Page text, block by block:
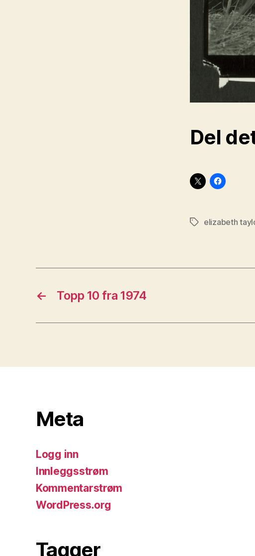
Del
Stikkordelizabeth
← Topp 10 fra 1974
Meta
Logg inn
Innleggsstrøm
Kommentarstrøm
WordPress.org
Tagger